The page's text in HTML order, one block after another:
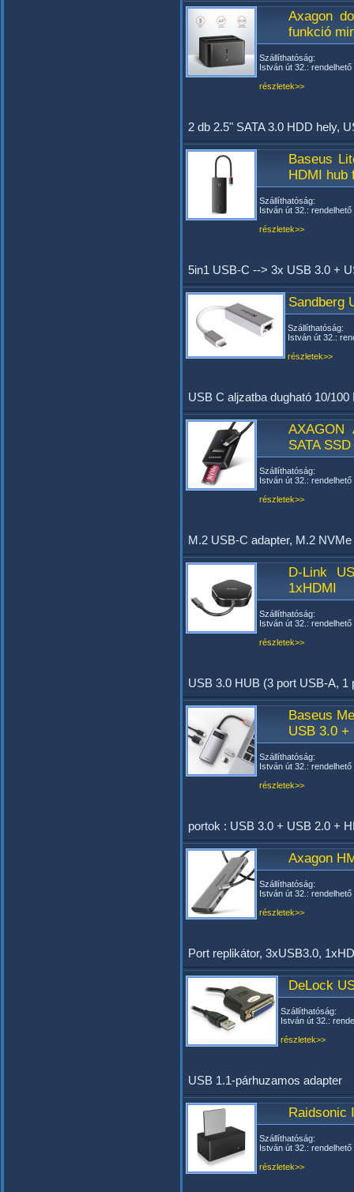
Axagon
funkció
Szállíthatóság:
István út 32.: rendelhető
részletek>>
2 db 2.5" SATA 3.0 HDD hely,
Baseus
HDMI hub
Szállíthatóság:
István út 32.: rendelhető
részletek>>
5in1 USB-C --> 3x USB 3.0 +
Sandberg
Szállíthatóság:
István út 32.:
részletek>>
USB C aljzatba dugható 10/100
SATA
Szállíthatóság:
István út 32.: rendelhető
részletek>>
M.2 USB-C adapter, M.2
D-Link
1xHDMI
Szállíthatóság:
István út 32.: rendelhető
részletek>>
USB 3.0 HUB (3 port USB-A,
Baseus
USB 3.0 +
Szállíthatóság:
István út 32.: rendelhető
részletek>>
portok : USB 3.0 + USB 2.0 +
Axagon
Szállíthatóság:
István út 32.: rendelhető
részletek>>
Port replikátor, 3xUSB3.0,
DeLock
Szállíthatóság:
István út 32.:
részletek>>
USB 1.1-párhuzamos adapter
Raidsonic
Szállíthatóság:
István út 32.: rendelhető
részletek>>